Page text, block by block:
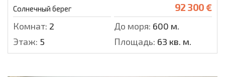
Солнечный берег 92 300 €
Комнат: 2 До моря: 600 м.
Этаж: 5 Площадь: 63 кв. м.